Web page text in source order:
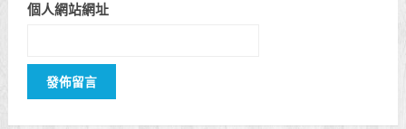
個人網站網址